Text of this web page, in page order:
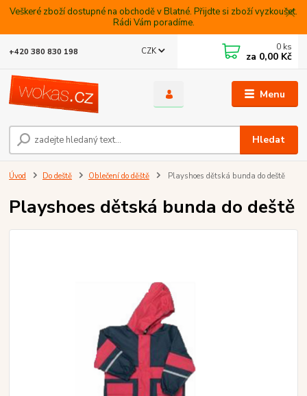
Veškeré zboží dostupné na obchodě v Blatné. Přijdte si zboží vyzkoušet.
Rádi Vám poradíme.
Menu
CZK
Hledat
+420 380 830 198 0 ks
za 0,00 Kč
Úvod Do deště Oblečení do děště Playshoes dětská bunda do deště
Playshoes dětská bunda do deště